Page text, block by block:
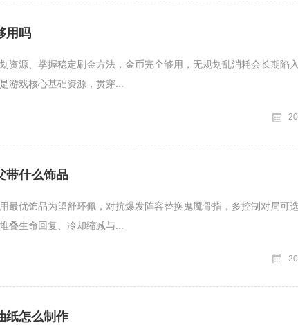
用吗
资源、掌握稳定刷金方法，金币完全够用，无规划乱消耗会长期陷
游戏核心基础资源，贯穿...
带什么饰品
最优饰品为望舒环佩，对抗爆发阵容替换鬼魇骨指，多控制对局可
叠生命回复、冷却缩减与...
纸怎么制作